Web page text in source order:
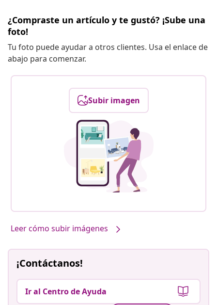
¿Compraste un artículo y te gustó? ¡Sube una
foto!
Tu foto puede ayudar a otros clientes. Usa el enlace de
abajo para comenzar.
Subir imagen
Leer cómo subir imágenes
¡Contáctanos!
Ir al Centro de Ayuda